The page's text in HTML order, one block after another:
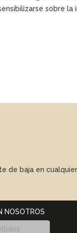
sobre la
de baja en
NOSOTROS